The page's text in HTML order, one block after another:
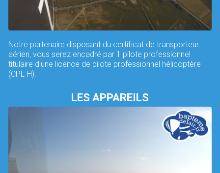
Notre partenaire disposant du certificat de transporteur
aérien, vous serez encadré par 1 pilote professionnel
titulaire d'une licence de pilote professionnel hélicoptère
(CPL-H).
LES APPAREILS